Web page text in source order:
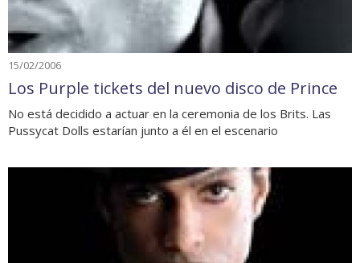
15/02/2006
Los Purple tickets del nuevo disco de Prince
No está decidido a actuar en la ceremonia de los Brits. Las
Pussycat Dolls estarían junto a él en el escenario